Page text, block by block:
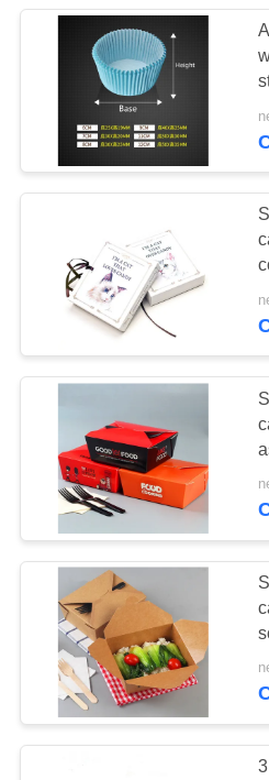
RICHIEDA
UNA
CITAZIONE
MAPPA
SITO
PRIVACY
POLICY
Scatola
carta rigida
Cornice
caviale